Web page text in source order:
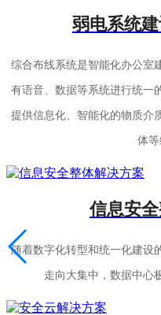
弱电系统
综合布线系统是智能化办公室
有语音、数据等系统进行统一
提供信息化、智能化的物质介
体等
信息安
随着数字化转型和统一化建设
走向大集中，数据中心